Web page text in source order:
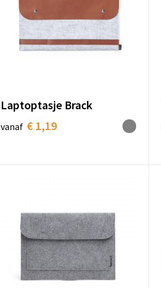
Laptoptasje Brack
vanaf € 1,19